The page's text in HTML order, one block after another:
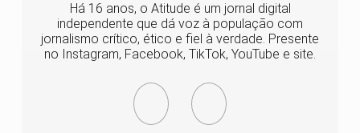
Há 16 anos, o Atitude é um jornal digital
independente que dá voz à população com
jornalismo crítico, ético e fiel à verdade. Presente
no Instagram, Facebook, TikTok, YouTube e site.